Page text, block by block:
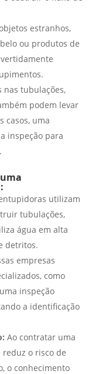
estranhos,
ou produtos de
nas tubulações,
podem levar
casos, uma
inspeção para
utilizam
tubulações,
água em alta
detritos.
empresas
como
inspeção
a identificação
Ao contratar uma
o risco de
o conhecimento